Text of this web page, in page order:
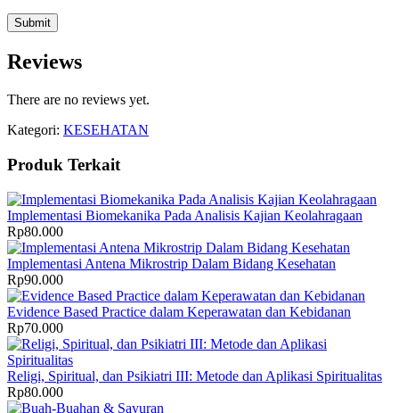
Reviews
There are no reviews yet.
Kategori: KESEHATAN
Produk Terkait
Implementasi Biomekanika Pada Analisis Kajian Keolahragaan
Rp80.000
Implementasi Antena Mikrostrip Dalam Bidang Kesehatan
Rp90.000
Evidence Based Practice dalam Keperawatan dan Kebidanan
Rp70.000
Religi, Spiritual, dan Psikiatri III: Metode dan Aplikasi Spiritualitas
Rp80.000